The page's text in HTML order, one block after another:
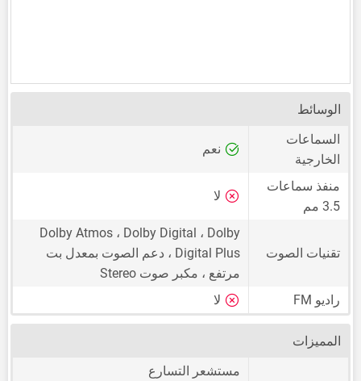
الوسائط
السماعات
الخارجية
نعم
منفذ سماعات
3.5 مم
لا
تقنيات الصوت
Dolby Atmos ، Dolby Digital ، Dolby
Digital Plus ، دعم الصوت بمعدل بت
مرتفع ، مكبر صوت Stereo
راديو FM
لا
المميزات
مستشعر التسارع